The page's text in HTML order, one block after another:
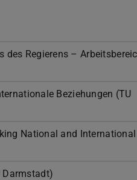
des Regierens –
Beziehungen (TU
National and International
Darmstadt)